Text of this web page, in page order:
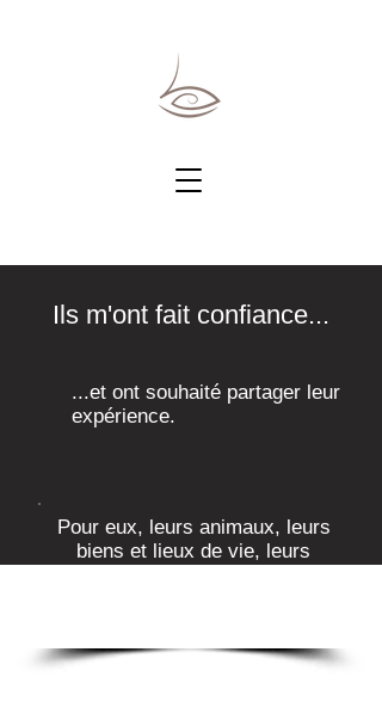
Ils m'ont fait confiance...
...et ont souhaité partager leur
expérience.
Pour eux, leurs animaux, leurs
biens et lieux de vie, leurs